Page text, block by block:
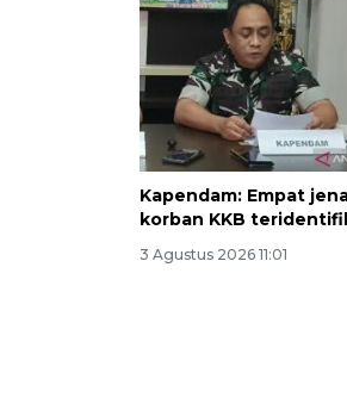
Kapendam: Empat
korban KKB
3 Agustus 2026 11:01